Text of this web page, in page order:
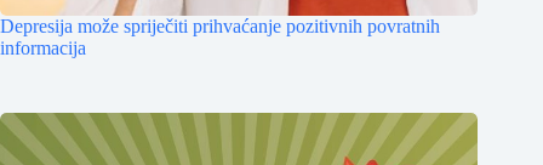
Depresija može spriječiti prihvaćanje pozitivnih povratnih
informacija